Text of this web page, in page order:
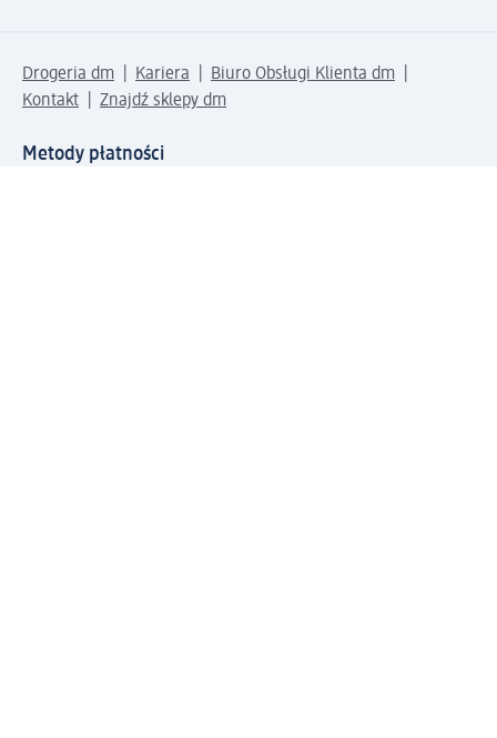
Drogeria dm Kariera
Biuro Obsługi Klienta dm
Kontakt
Znajdź sklepy dm
Metody płatności